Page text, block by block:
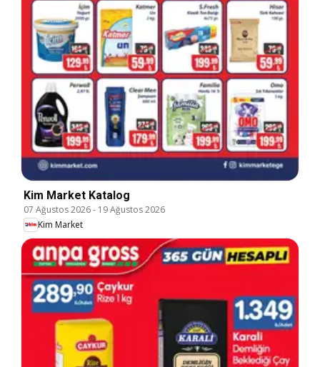
Kim Market Katalog
07 Ağustos 2026- 19 Ağustos 2026
Kim Market